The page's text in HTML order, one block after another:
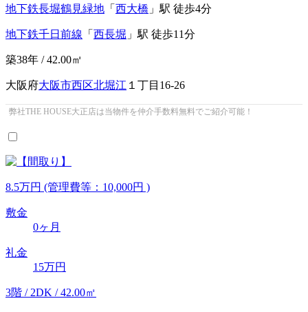
地下鉄長堀鶴見緑地 「 西大橋 」駅 徒歩4分
地下鉄千日前線 「 西長堀 」駅 徒歩11分
築38年 / 42.00㎡
大阪府大阪市西区北堀江 １丁目16-26
弊社THE HOUSE大正店は当物件を仲介手数料無料でご紹介可能！
8.5万円 (管理費等：10,000円 )
敷金
0ヶ月
礼金
15万円
3階 / 2DK / 42.00㎡